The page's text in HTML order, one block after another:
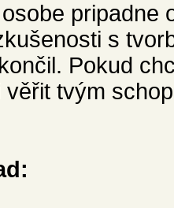
s
Pokud
tvým